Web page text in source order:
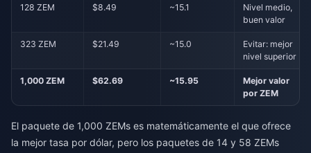
128 ZEM $8.49 ~15.1
Nivel medio,
buen valor
323 ZEM $21.49 ~15.0
Evitar: mejor
nivel superior
1,000 ZEM $62.69 ~15.95
Mejor valor
por ZEM
El paquete de 1,000 ZEMs es matemáticamente el que ofrece
la mejor tasa por dólar, pero los paquetes de 14 y 58 ZEMs